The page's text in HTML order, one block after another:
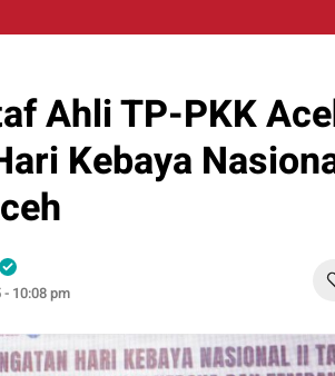
Ahli TP-PKK
Kebaya
10:08 pm